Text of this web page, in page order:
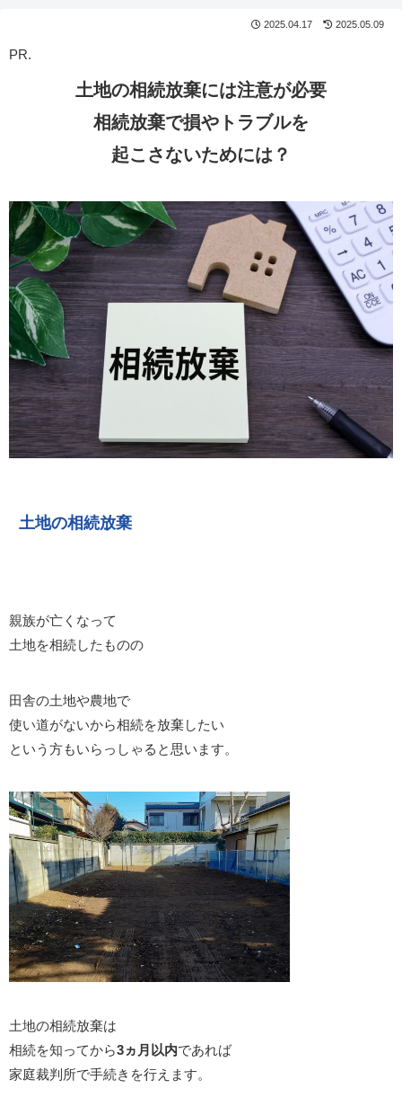
2025.04.17 2025.05.09
PR.
土地の相続放棄には注意が必要
相続放棄で損やトラブルを
起こ さないためには？
土地の相続放棄
親族が亡くなって
土地を相続したものの
田舎の土地や農地で
使い道がないから相続を放棄したい
という方もいらっしゃると思います。
土地の相続放棄は
相続を知ってから3ヵ月以内であれば
家庭裁判所で手続きを行えます。